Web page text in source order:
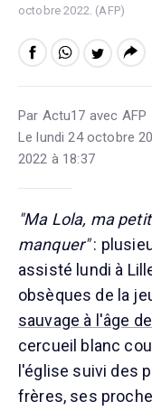
octobre 2022. (AFP)
Par Actu17 avec AFP
Le lundi 24 octobre
2022 à 18:37
"Ma Lola, ma
manquer":
assisté lundi à
obsèques de la
sauvage à l'âge
cercueil blanc
l'église suivi des
frères, ses